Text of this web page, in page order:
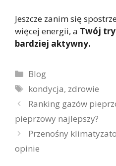
Jeszcze zanim się
więcej energii, a Twój
bardziej aktywny.
Kategorie
Blog
Tagi
kondycja, zdrowie
Ranking gazów
pieprzowy najlepszy?
Przenośny
opinie